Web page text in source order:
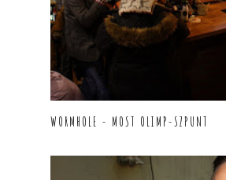
WORMHOLE - MOST OLIMP-SZPUNT